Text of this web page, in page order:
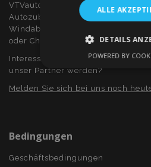
VTVauto ist ein Einzelhändler und
Autozubehör wie z.B.:
Windabweiser für Seitenfenster,
oder Chromrahmen und
Interessieren Sie sich für
unser Partner werden?
Melden Sie sich bei uns noch
Bedingungen
Geschäftsbedingungen
ALLE
DETAILS
PERFORMANCE
Unbedingt erforderlich
POWERED BY